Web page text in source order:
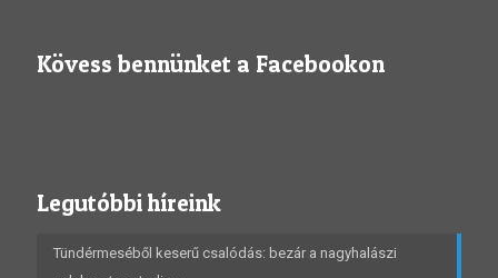
Kövess bennünket a Facebookon
Legutóbbi híreink
Tündérmeséből keserű csalódás: bezár a nagyhalászi